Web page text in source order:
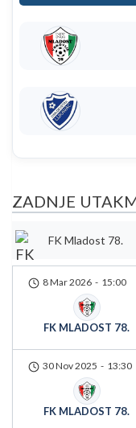
ZADNJE
FK Mladost 78.
8 Mar 2026 - 15:00
FK MLADOST 78.
30 Nov 2025 - 13:30
FK MLADOST 78.